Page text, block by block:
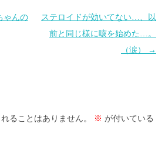
ゃんの
ステロイドが効いてない…、以
前と同じ様に咳を始めた…。
（涙）
→
ることはありません。 ※ が付いている